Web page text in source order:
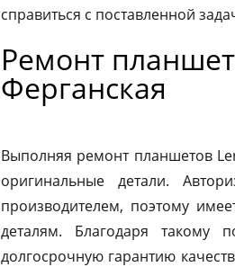
справиться с поставленной
Ремонт
Ферганская
Выполняя ремонт планшетов
оригинальные детали.
производителем, поэтому
деталям. Благодаря такому
долгосрочную гарантию